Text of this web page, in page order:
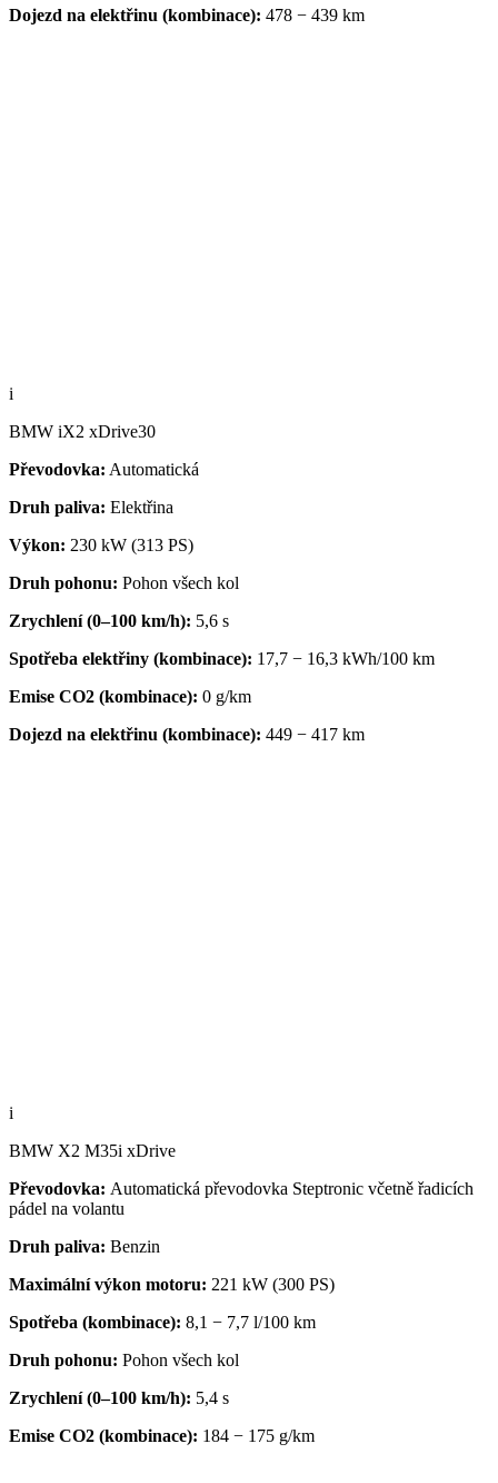
Dojezd na elektřinu (kombinace): 478 − 439 km
i
BMW iX2 xDrive30
Převodovka: Automatická
Druh paliva: Elektřina
Výkon: 230 kW (313 PS)
Druh pohonu: Pohon všech kol
Zrychlení(0–100 km/h): 5,6 s
Spotřeba elektřiny (kombinace): 17,7 − 16,3 kWh/100 km
Emise CO2 (kombinace): 0 g/km
Dojezd na elektřinu (kombinace): 449 − 417 km
i
BMW X2 M35i xDrive
Převodovka: Automatická převodovka Steptronic včetně řadicích
pádel na volantu
Druh paliva: Benzin
Maximální výkon motoru: 221 kW (300 PS)
Spotřeba (kombinace): 8,1 − 7,7 l/100 km
Druh pohonu: Pohon všech kol
Zrychlení (0–100 km/h): 5,4 s
Emise CO2 (kombinace): 184 − 175 g/km